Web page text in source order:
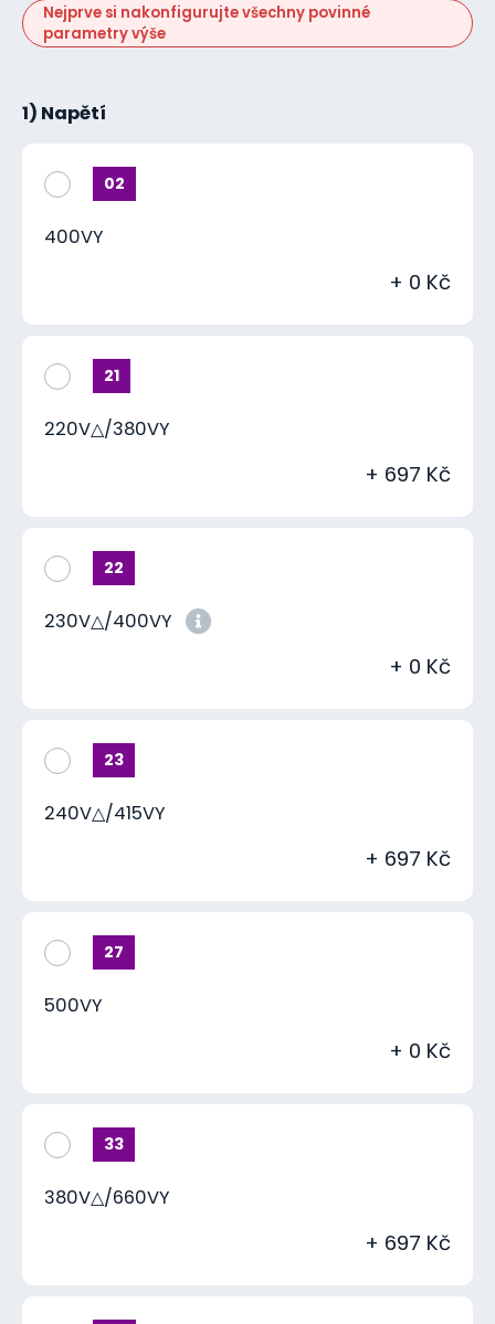
Nejprve si nakonfigurujte všechny povinné
parametry výše
1) Napětí
02
400VY
+ 0 Kč
21
220V△/380VY
+ 697 Kč
22
230V△/400VY
+ 0 Kč
23
240V△/415VY
+ 697 Kč
27
500VY
+ 0 Kč
33
380V△/660VY
+ 697 Kč